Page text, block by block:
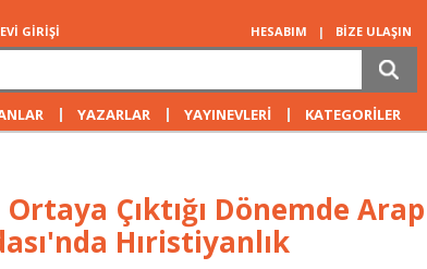
GİRİŞİ HESABIM | BİZE ULAŞIN
| YAZARLAR | YAYINEVLERİ | KATEGORİLER
Çıktığı Dönemde Arap
Hıristiyanlık